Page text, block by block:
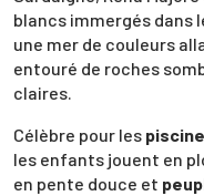
blancs immergés dans
une mer de couleurs
entouré de roches
claires.
Célèbre pour les
les enfants jouent en
en pente douce et